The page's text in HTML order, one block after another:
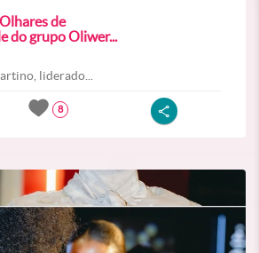
de
do grupo Oliwer...
liderado...
8